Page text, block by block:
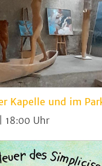
Kapelle und im
18:00